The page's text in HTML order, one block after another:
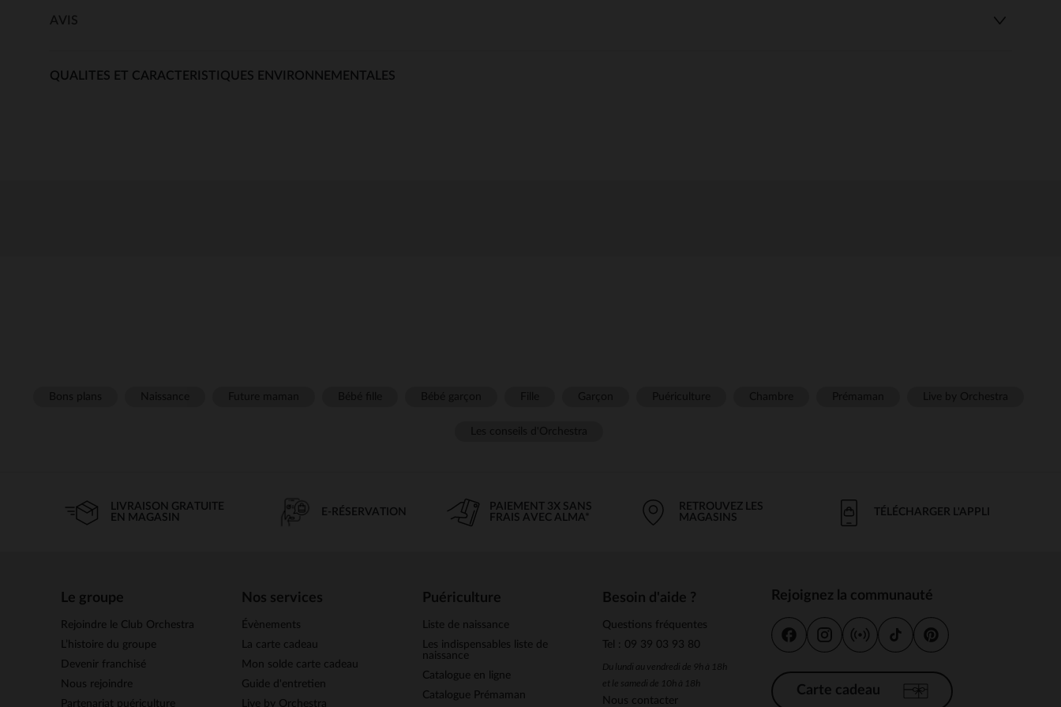
AVIS
QUALITES ET CARACTERISTIQUES ENVIRONNEMENTALES
LIVRAISON GRATUITE
EN MAGASIN
E-RÉSERVATION
PAIEMENT 3X SANS
FRAIS AVEC ALMA*
RETROUVEZ LES
MAGASINS
TÉLÉCHARGER L'APPLI
Le groupe
Rejoindre le Club Orchestra
L’histoire du groupe
Devenir franchisé
Nous rejoindre
Partenariat puériculture
Nos services
Évènements
La carte cadeau
Mon solde carte cadeau
Guide d'entretien
Live by Orchestra
Puériculture
Liste de naissance
Les indispensables liste de
naissance
Catalogue en ligne
Catalogue Prémaman
Besoin d'aide ?
Questions fréquentes
Tel : 09 39 03 93 80
Du lundi au vendredi de 9h à 18h
et le samedi de 10h à 18h
Nous contacter
Rejoignez la communauté
Carte cadeau